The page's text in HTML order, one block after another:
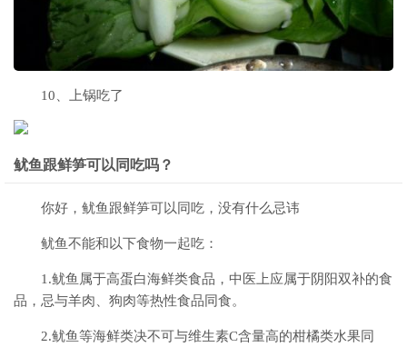
10、上锅吃了
鱿鱼跟鲜笋可以同吃吗？
你好，鱿鱼跟鲜笋可以同吃，没有什么忌讳
鱿鱼不能和以下食物一起吃：
1.鱿鱼属于高蛋白海鲜类食品，中医上应属于阴阳双补的食
品，忌与羊肉、狗肉等热性食品同食。
2.鱿鱼等海鲜类决不可与维生素C含量高的柑橘类水果同